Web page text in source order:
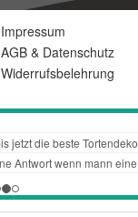
Impressum
AGB & Datenschutz
Widerrufsbelehrung